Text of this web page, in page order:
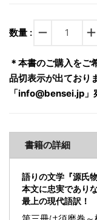
数量 : remove add
＊本書のご購入をご
品切表示が出ており
「info@bensei.jp」
書籍の詳細
語りの文学『源氏
本文に忠実であり
最上の現代語訳！